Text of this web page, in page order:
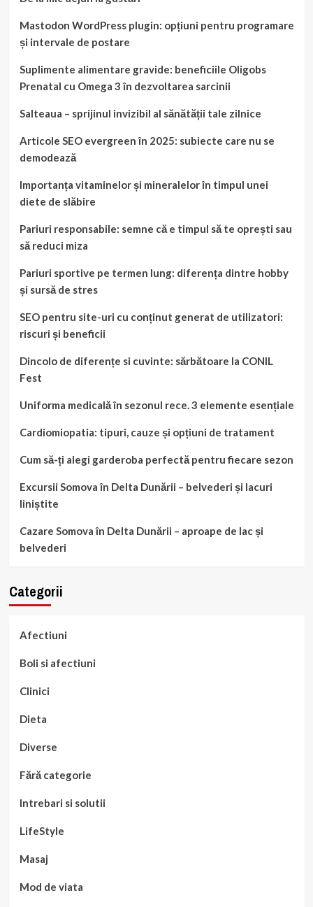
Mastodon WordPress plugin: opțiuni pentru programare
și intervale de postare
Suplimente alimentare gravide: beneficiile Oligobs
Prenatal cu Omega 3 în dezvoltarea sarcinii
Salteaua – sprijinul invizibil al sănătății tale zilnice
Articole SEO evergreen în 2025: subiecte care nu se
demodează
Importanța vitaminelor și mineralelor în timpul unei
diete de slăbire
Pariuri responsabile: semne că e timpul să te oprești sau
să reduci miza
Pariuri sportive pe termen lung: diferența dintre hobby
și sursă de stres
SEO pentru site-uri cu conținut generat de utilizatori:
riscuri și beneficii
Dincolo de diferențe si cuvinte: sărbătoare la CONIL
Fest
Uniforma medicală în sezonul rece. 3 elemente esențiale
Cardiomiopatia: tipuri, cauze și opțiuni de tratament
Cum să-ți alegi garderoba perfectă pentru fiecare sezon
Excursii Somova în Delta Dunării – belvederi și lacuri
liniștite
Cazare Somova în Delta Dunării – aproape de lac și
belvederi
Categorii
Afectiuni
Boli si afectiuni
Clinici
Dieta
Diverse
Fără categorie
Intrebari si solutii
LifeStyle
Masaj
Mod de viata